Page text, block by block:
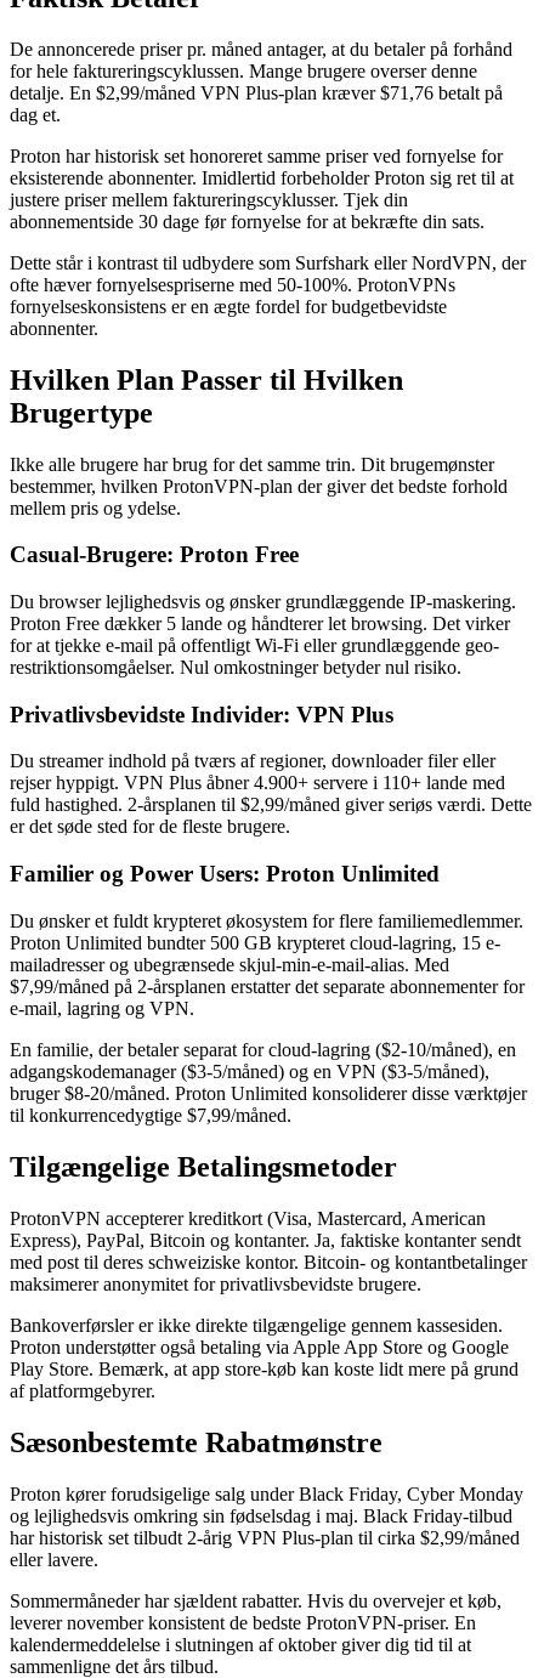
De annoncerede priser pr. måned antager, at du betaler på forhånd
for hele faktureringscyklussen. Mange brugere overser denne
detalje. En $2,99/måned VPN Plus-plan kræver $71,76 betalt på
dag et.
Proton har historisk set honoreret samme priser ved fornyelse for
eksisterende abonnenter. Imidlertid forbeholder Proton sig ret til at
justere priser mellem faktureringscyklusser. Tjek din
abonnementside 30 dage før fornyelse for at bekræfte din sats.
Dette står i kontrast til udbydere som Surfshark eller NordVPN, der
ofte hæver fornyelsespriserne med 50-100%. ProtonVPNs
fornyelseskonsistens er en ægte fordel for budgetbevidste
abonnenter.
Hvilken Plan Passer til Hvilken
Brugertype
Ikke alle brugere har brug for det samme trin. Dit brugemønster
bestemmer, hvilken ProtonVPN-plan der giver det bedste forhold
mellem pris og ydelse.
Casual-Brugere: Proton Free
Du browser lejlighedsvis og ønsker grundlæggende IP-maskering.
Proton Free dækker 5 lande og håndterer let browsing. Det virker
for at tjekke e-mail på offentligt Wi-Fi eller grundlæggende geo-
restriktionsomgåelser. Nul omkostninger betyder nul risiko.
Privatlivsbevidste Individer: VPN Plus
Du streamer indhold på tværs af regioner, downloader filer eller
rejser hyppigt. VPN Plus åbner 4.900+ servere i 110+ lande med
fuld hastighed. 2-årsplanen til $2,99/måned giver seriøs værdi. Dette
er det søde sted for de fleste brugere.
Familier og Power Users: Proton Unlimited
Du ønsker et fuldt krypteret økosystem for flere familiemedlemmer.
Proton Unlimited bundter 500 GB krypteret cloud-lagring, 15 e-
mailadresser og ubegrænsede skjul-min-e-mail-alias. Med
$7,99/måned på 2-årsplanen erstatter det separate abonnementer for
e-mail, lagring og VPN.
En familie, der betaler separat for cloud-lagring ($2-10/måned), en
adgangskodemanager ($3-5/måned) og en VPN ($3-5/måned),
bruger $8-20/måned. Proton Unlimited konsoliderer disse værktøjer
til konkurrencedygtige $7,99/måned.
Tilgængelige Betalingsmetoder
ProtonVPN accepterer kreditkort (Visa, Mastercard, American
Express), PayPal, Bitcoin og kontanter. Ja, faktiske kontanter sendt
med post til deres schweiziske kontor. Bitcoin- og kontantbetalinger
maksimerer anonymitet for privatlivsbevidste brugere.
Bankoverførsler er ikke direkte tilgængelige gennem kassesiden.
Proton understøtter også betaling via Apple App Store og Google
Play Store. Bemærk, at app store-køb kan koste lidt mere på grund
af platformgebyrer.
Sæsonbestemte Rabatmønstre
Proton kører forudsigelige salg under Black Friday, Cyber Monday
og lejlighedsvis omkring sin fødselsdag i maj. Black Friday-tilbud
har historisk set tilbudt 2-årig VPN Plus-plan til cirka $2,99/måned
eller lavere.
Sommermåneder har sjældent rabatter. Hvis du overvejer et køb,
leverer november konsistent de bedste ProtonVPN-priser. En
kalendermeddelelse i slutningen af oktober giver dig tid til at
sammenligne det års tilbud.